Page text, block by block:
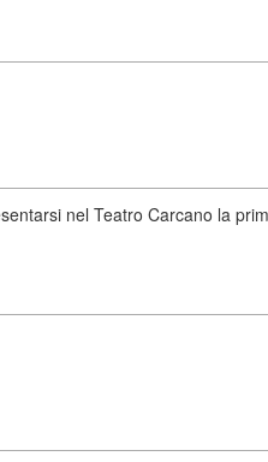
nel Teatro Carcano la